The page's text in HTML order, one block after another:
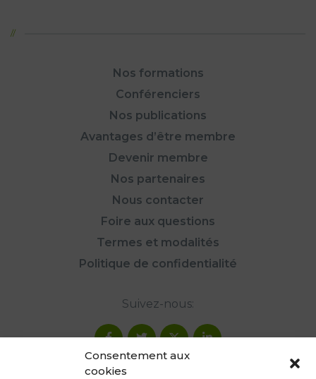
Consentement aux
cookies
Nos formations
Conférenciers
Nos publications
Avantages d’être membre
Devenir membre
Nos partenaires
Nous contacter
Foire aux questions
Termes et modalités
Politique de confidentialité
Suivez-nous: